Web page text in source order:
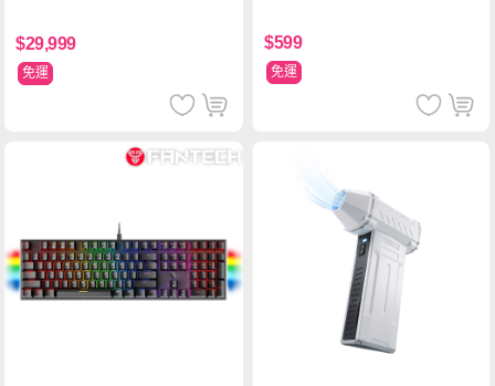
n11/二年保)
$29,999
免運
$599
免運